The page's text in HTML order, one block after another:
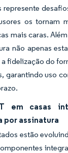
represente
os tornam
mais caras.
não apenas
fidelização do
garantindo uso
em casas
por assinatura
estão